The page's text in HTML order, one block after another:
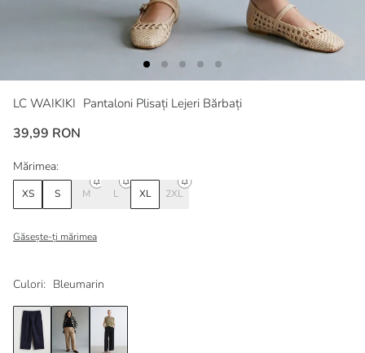
LC WAIKIKI Pantaloni Plisați Lejeri Bărbați
39,99 RON
Culori: Bleumarin
Mărimea:
XS S M L XL 2XL
Găsește-ți mărimea